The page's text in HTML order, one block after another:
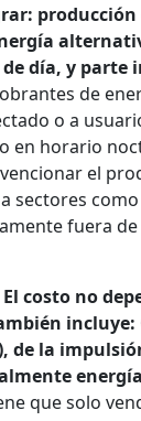
de día, y parte
de
o a
en horario
el
sectores
fuera
El costo no
incluye:
de la
que solo